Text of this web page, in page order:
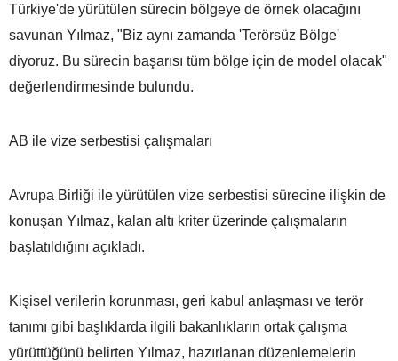
Türkiye'de yürütülen sürecin bölgeye de örnek olacağını
savunan Yılmaz, "Biz aynı zamanda 'Terörsüz Bölge'
diyoruz. Bu sürecin başarısı tüm bölge için de model olacak"
değerlendirmesinde bulundu.
AB ile vize serbestisi çalışmaları
Avrupa Birliği ile yürütülen vize serbestisi sürecine ilişkin de
konuşan Yılmaz, kalan altı kriter üzerinde çalışmaların
başlatıldığını açıkladı.
Kişisel verilerin korunması, geri kabul anlaşması ve terör
tanımı gibi başlıklarda ilgili bakanlıkların ortak çalışma
yürüttüğünü belirten Yılmaz, hazırlanan düzenlemelerin